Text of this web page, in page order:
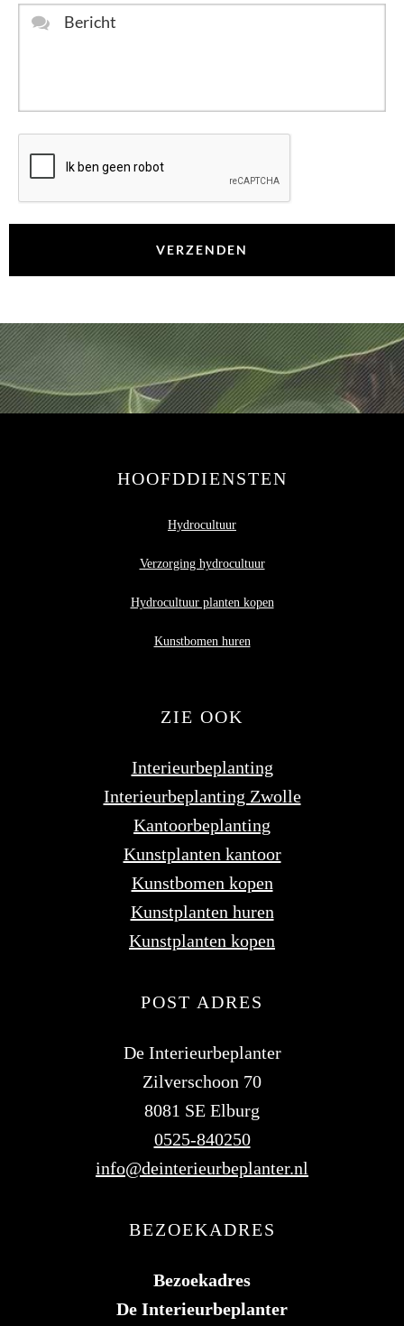
Bericht
HOOFDDIENSTEN
Hydrocultuur
Verzorging hydrocultuur
Hydrocultuur planten kopen
Kunstbomen huren
ZIE OOK
Interieurbeplanting
Interieurbeplanting Zwolle
Kantoorbeplanting
Kunstplanten kantoor
Kunstbomen kopen
Kunstplanten huren
Kunstplanten kopen
POST ADRES
De Interieurbeplanter
Zilverschoon 70
8081 SE Elburg
0525-840250
info@deinterieurbeplanter.nl
BEZOEKADRES
Bezoekadres
De Interieurbeplanter